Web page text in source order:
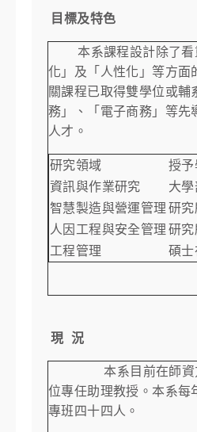
目標及特色
本系課程設計除了看
化」及「人性化」等方面
關課程已取得雙學位或
務」、「電子商務」等先
人才。
研究領域
授予
資訊與作業研究
大
智慧製造與營運管理 研究
人因工程與安全管理 研究
工程管理
碩士
現 況
本系目前在師
位專任助理教授。本系每
專班四十四人。